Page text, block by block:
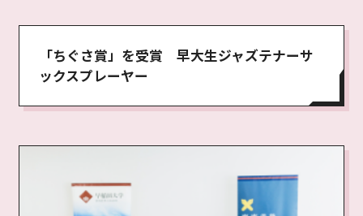
「ちぐさ賞」を受賞 早大生ジャズテナーサ
ックスプレーヤー